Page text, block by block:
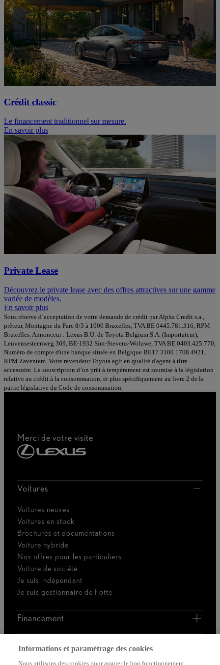
Crédit classic
Le financement traditionnel sur mesure.
En savoir plus
Private Lease
Découvrez le private lease avec des offres attractives sur une gamme
variée de modèles.
En savoir plus
Sous réserve d’acceptation de votre demande de crédit par Alpha Credit s.a.,
prêteur, Montagne du Parc 8/3 à 1000 Bruxelles, TVA BE 0445.781.316, RPM
Bruxelles. Annonceur : Lexus B.U. de Toyota Belgium S.A. (Importateur),
Leuvensesteenweg 369, BE-1932 Sint-Stevens-Woluwe, TVA BE 0403.425.770,
Numéro de compte d'une banque située en Belgique BE17 3100 1708 4921,
RPM Zaventem. Votre revendeur Toyota agit en qualité d'agent à titre
accessoire. La souscription d’un prêt à tempérament est soumise à la législation
relative au crédit à la consommation, et plus spécifiquement au livre 2 de la
partie législative du Code de consommation.
Merci de votre visite
Voitures
Voitures neuves
Voitures en stock
Brochures et documentations
Voiture hybride
Nos offres pour les particuliers
Voiture de société
Je suis indépendant
Je suis gestionnaire de flotte
Financement
Informations et paramétrage des cookies
Nous utilisons des cookies pour assurer le bon fonctionnement